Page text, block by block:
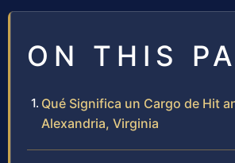
ON THIS
Qué Significa un Cargo de Hit
Alexandria, Virginia